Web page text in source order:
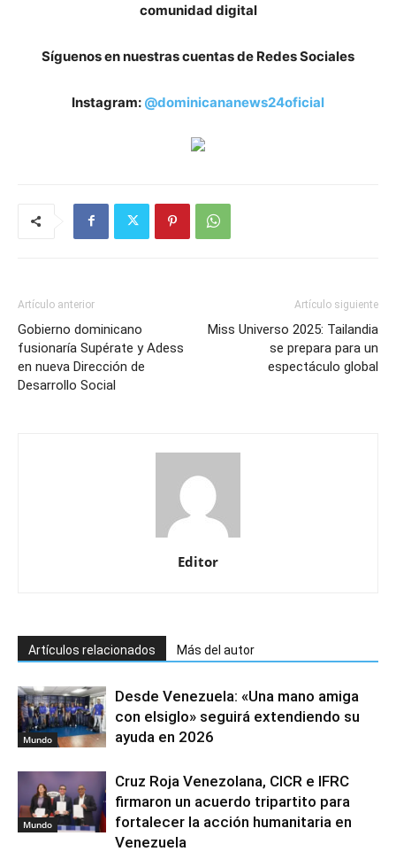
comunidad digital
Síguenos en nuestras cuentas de Redes Sociales
Instagram: @dominicananews24oficial
Artículo anterior
Gobierno dominicano
fusionaría Supérate y Adess
en nueva Dirección de
Desarrollo Social
Artículo siguiente
Miss Universo 2025: Tailandia
se prepara para un
espectáculo global
Editor
Artículos relacionados Más del autor
Mundo
Desde Venezuela: «Una mano amiga
con elsiglo» seguirá extendiendo su
ayuda en 2026
Mundo
Cruz Roja Venezolana, CICR e IFRC
firmaron un acuerdo tripartito para
fortalecer la acción humanitaria en
Venezuela